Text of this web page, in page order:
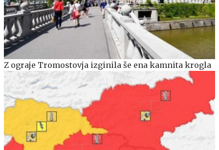
Z ograje Tromostovja izginila še ena kamnita krogla